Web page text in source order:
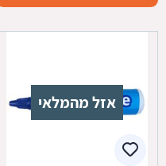
אזל מהמלאי